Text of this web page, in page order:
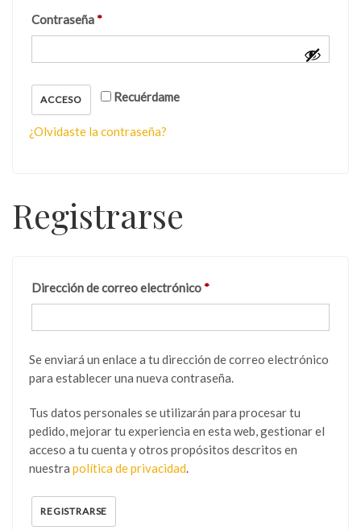
Contraseña*
Recuérdame
ACCESO
¿Olvidaste la contraseña?
Registrarse
Dirección de correo electrónico*
Se enviará un enlace a tu dirección de correo electrónico
para establecer una nueva contraseña.
Tus datos personales se utilizarán para procesar tu
pedido, mejorar tu experiencia en esta web, gestionar el
acceso a tu cuenta y otros propósitos descritos en
nuestra política de privacidad
REGISTRARSE